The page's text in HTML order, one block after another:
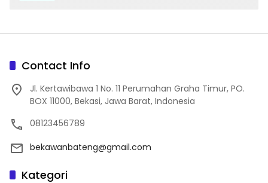
Contact Info
Jl. Kertawibawa 1 No. 11 Perumahan Graha Timur, PO.
BOX 11000, Bekasi, Jawa Barat, Indonesia
08123456789
bekawanbateng@gmail.com
Kategori